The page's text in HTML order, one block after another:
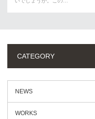
CATEGORY
NEWS
WORKS